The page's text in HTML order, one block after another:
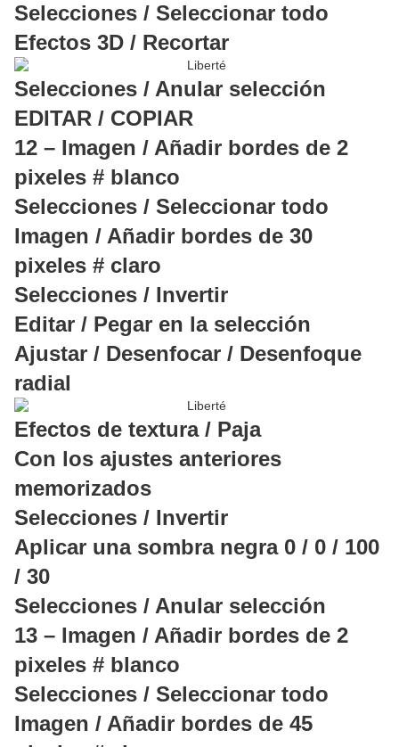
Selecciones / Seleccionar todo
Efectos 3D / Recortar
Selecciones / Anular selección
EDITAR / COPIAR
12 – Imagen / Añadir bordes de 2
pixeles # blanco
Selecciones / Seleccionar todo
Imagen / Añadir bordes de 30
pixeles # claro
Selecciones / Invertir
Editar / Pegar en la selección
Ajustar / Desenfocar / Desenfoque
radial
Efectos de textura / Paja
Con los ajustes anteriores
memorizados
Selecciones / Invertir
Aplicar una sombra negra 0 / 0 / 100
/ 30
Selecciones / Anular selección
13 – Imagen / Añadir bordes de 2
pixeles # blanco
Selecciones / Seleccionar todo
Imagen / Añadir bordes de 45